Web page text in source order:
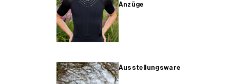
Anzüge
Ausstellungsware